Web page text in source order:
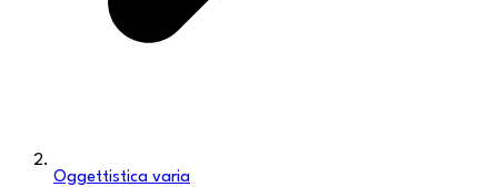
Oggettistica varia